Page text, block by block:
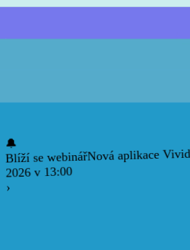
🔔
Blíží se webinářNová aplikace
2026 v 13:00
›